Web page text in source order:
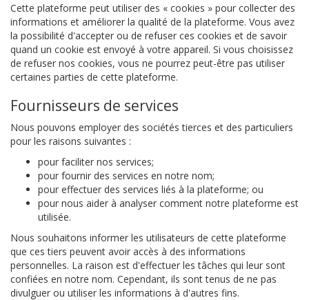
Cette plateforme peut utiliser des « cookies » pour collecter des
informations et améliorer la qualité de la plateforme. Vous avez
la possibilité d'accepter ou de refuser ces cookies et de savoir
quand un cookie est envoyé à votre appareil. Si vous choisissez
de refuser nos cookies, vous ne pourrez peut-être pas utiliser
certaines parties de cette plateforme.
Fournisseurs de services
Nous pouvons employer des sociétés tierces et des particuliers
pour les raisons suivantes :
pour faciliter nos services;
pour fournir des services en notre nom;
pour effectuer des services liés à la plateforme; ou
pour nous aider à analyser comment notre plateforme est
utilisée.
Nous souhaitons informer les utilisateurs de cette plateforme
que ces tiers peuvent avoir accès à des informations
personnelles. La raison est d'effectuer les tâches qui leur sont
confiées en notre nom. Cependant, ils sont tenus de ne pas
divulguer ou utiliser les informations à d'autres fins.